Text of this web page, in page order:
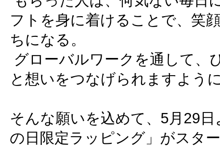
フトを身に着けることで、笑
ちになる。
グローバルワークを通して、
と想いをつなげられますよう
そんな願いを込めて、5月29
の日限定ラッピング」がスタ